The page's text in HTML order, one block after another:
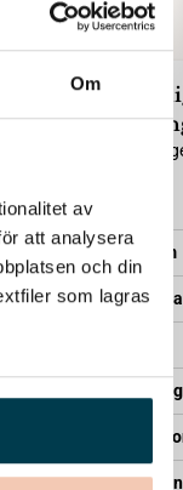
Om
av
att analysera
och din
som lagras
Kyrklig eller
Minnesrum
Kista – Saga
Kistläggning
Representant